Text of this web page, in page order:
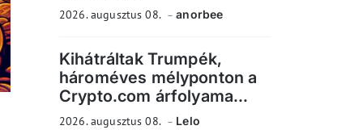
2026. augusztus 08. anorbee
Kihátráltak Trumpék,
hároméves mélyponton a
Crypto.com árfolyama...
2026. augusztus 08. Lelo